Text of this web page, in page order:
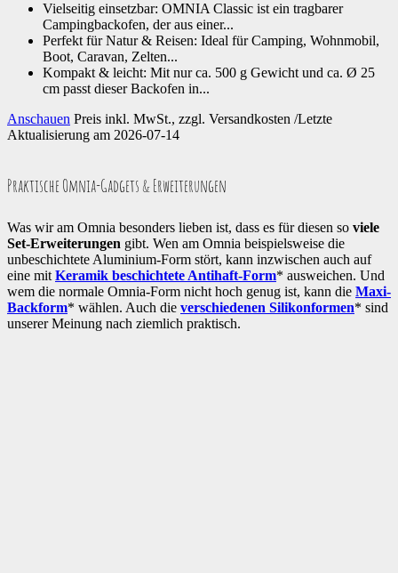
Vielseitig einsetzbar: OMNIA Classic ist ein tragbarer
Campingbackofen, der aus einer...
Perfekt für Natur & Reisen: Ideal für Camping, Wohnmobil,
Boot, Caravan, Zelten...
Kompakt & leicht: Mit nur ca. 500 g Gewicht und ca. Ø 25
cm passt dieser Backofen in...
Anschauen Preis inkl. MwSt., zzgl. Versandkosten /Letzte
Aktualisierung am 2026-07-14
Praktische Omnia-Gadgets & Erweiterungen
Was wir am Omnia besonders lieben ist, dass es für diesen so viele
Set-Erweiterungen gibt. Wen am Omnia beispielsweise die
unbeschichtete Aluminium-Form stört, kann inzwischen auch auf
eine mit Keramik beschichtete Antihaft-Form* ausweichen. Und
wem die normale Omnia-Form nicht hoch genug ist, kann die Maxi-
Backform* wählen. Auch die verschiedenen Silikonformen* sind
unserer Meinung nach ziemlich praktisch.